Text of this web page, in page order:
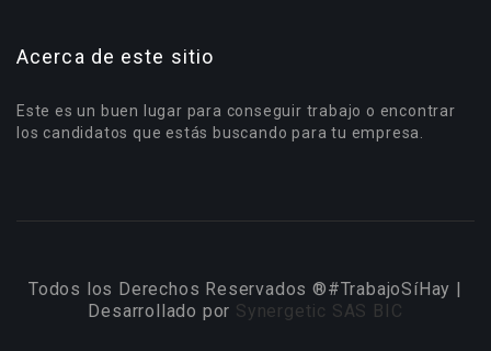
Acerca de este sitio
Este es un buen lugar para conseguir trabajo o encontrar
los candidatos que estás buscando para tu empresa.
Todos los Derechos Reservados ®#TrabajoSíHay |
Desarrollado por Synergetic SAS BIC